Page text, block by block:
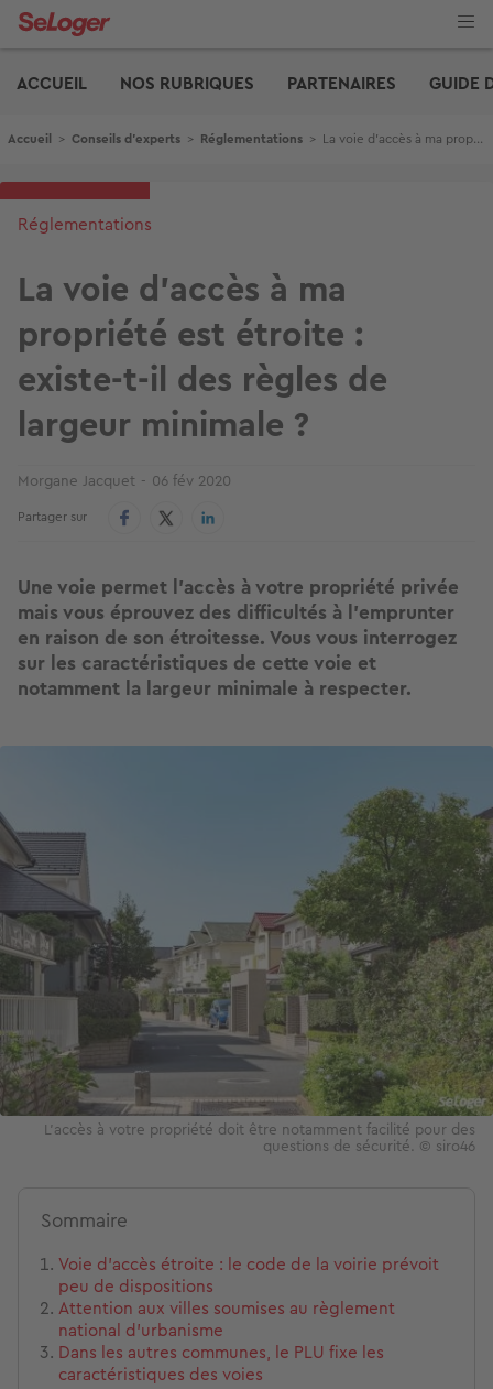
Aller
ACCUEIL
NOS RUBRIQUES PARTENAIRES GUIDE
Fil d'Ariane
Accueil > Conseils d'experts > Réglementations > La voie d’accès à ma propriété est étroite : existe-t-il des règles de largeur minimale ?
Réglementations
La voie d’accès à ma
propriété est étroite :
existe-t-il des règles de
largeur minimale ?
Morgane Jacquet 06 fév 2020
Partager sur
Une voie permet l’accès à votre propriété privée
mais vous éprouvez des difficultés à l’emprunter
en raison de son étroitesse. Vous vous interrogez
sur les caractéristiques de cette voie et
notamment la largeur minimale à respecter.
L'accès à votre propriété doit être notamment facilité pour des
questions de sécurité. © siro46
Sommaire
Voie d'accès étroite : le code de la voirie prévoit
peu de dispositions
Attention aux villes soumises au règlement
national d’urbanisme
Dans les autres communes, le PLU fixe les
caractéristiques des voies